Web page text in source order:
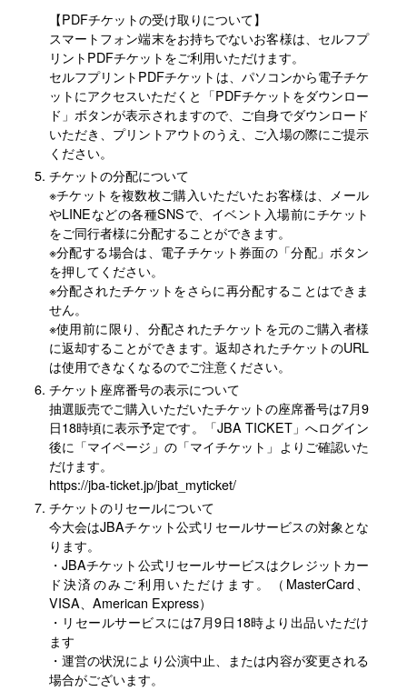
【PDFチケットの受け取りについて】
スマートフォン端末をお持ちでないお客様は、セルフプ
リントPDFチケットをご利用いただけます。
セルフプリントPDFチケットは、パソコンから電子チケ
ットにアクセスいただくと「PDFチケットをダウンロー
ド」ボタンが表示されますので、ご自身でダウンロード
いただき、プリントアウトのうえ、ご入場の際にご提示
ください。
チケットの分配について
※チケットを複数枚ご購入いただいたお客様は、メール
やLINEなどの各種SNSで、イベント入場前にチケット
をご同行者様に分配することができます。
※分配する場合は、電子チケット券面の「分配」ボタン
を押してください。
※分配されたチケットをさらに再分配することはできま
せん。
※使用前に限り、分配されたチケットを元のご購入者様
に返却することができます。返却されたチケットのURL
は使用できなくなるのでご注意ください。
チケット座席番号の表示について
抽選販売でご購入いただいたチケットの座席番号は7月9
日18時頃に表示予定です。「JBA TICKET」へログイン
後に「マイページ」の「マイチケット」よりご確認いた
だけます。
https://jba-ticket.jp/jbat_myticket/
チケットのリセールについて
今大会はJBAチケット公式リセールサービスの対象とな
ります。
・JBAチケット公式リセールサービスはクレジットカー
ド決済のみご利用いただけます。（MasterCard、
VISA、American Express）
・リセールサービスには7月9日18時より出品いただけ
ます
・運営の状況により公演中止、または内容が変更される
場合がございます。